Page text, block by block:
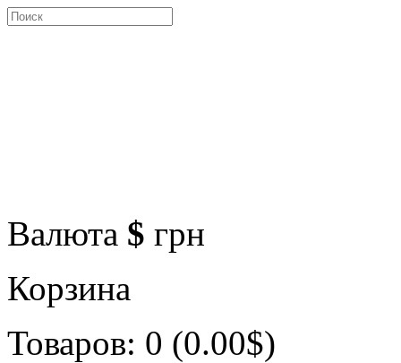
Валюта $ грн
Корзина
Товаров: 0 (0.00$)